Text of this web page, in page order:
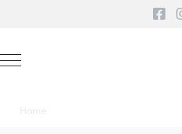
Mobile Menu Toggle
Home